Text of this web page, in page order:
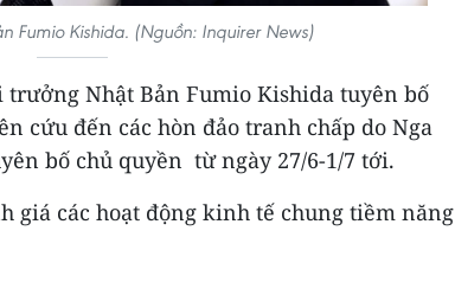
Fumio Kishida. (Nguồn: Inquirer News)
trưởng Nhật Bản Fumio Kishida tuyên bố
cứu đến các hòn đảo tranh chấp do Nga
bố chủ quyền từ ngày 27/6-1/7 tới.
giá các hoạt động kinh tế chung tiềm năng